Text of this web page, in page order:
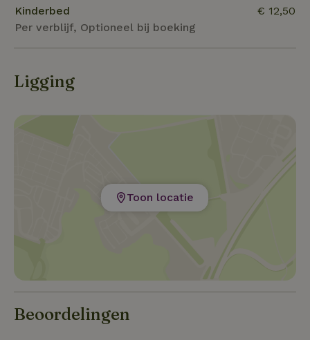
ons te hebben.
Kinderbed
Per verblijf, Optioneel bij boeking
€ 12,50
Ligging
Toon locatie
Beoordelingen